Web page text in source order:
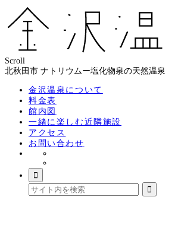
Scroll
北秋田市 ナトリウムー塩化物泉の天然温泉
金沢温泉について
料金表
館内図
一緒に楽しむ近隣施設
アクセス
お問い合わせ